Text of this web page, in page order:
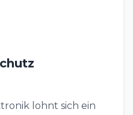
lohnt sich ein